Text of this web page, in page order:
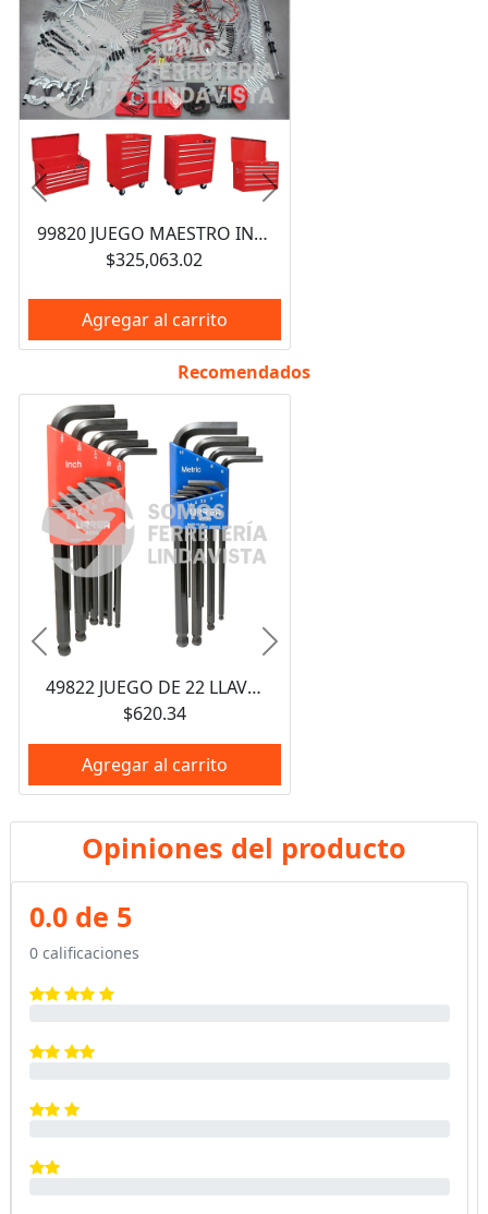
99820 JUEGO MAESTRO INDUSTRIAL COMBINADO 940 PIEZAS, CON GABINETES EX27M5, EX27M6, EX27S6 URREA
$325,063.02
Agregar al carrito
Anterior Siguiente
Recomendados
49822 JUEGO DE 22 LLAVES HEXAGONALES TIPO "L", COMBINADAS, PUNTA DE BOLA 4995 Y 4996 URREA
$620.34
Agregar al carrito
Anterior Siguiente
Opiniones del producto
0.0 de 5
0 calificaciones